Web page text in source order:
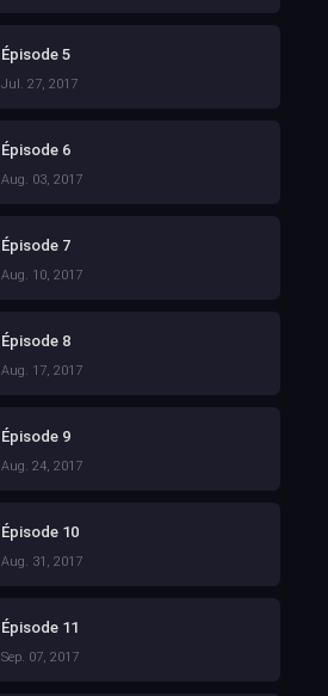
Épisode 5
Jul. 27, 2017
Épisode 6
Aug. 03, 2017
Épisode 7
Aug. 10, 2017
Épisode 8
Aug. 17, 2017
Épisode 9
Aug. 24, 2017
Épisode 10
Aug. 31, 2017
Épisode 11
Sep. 07, 2017